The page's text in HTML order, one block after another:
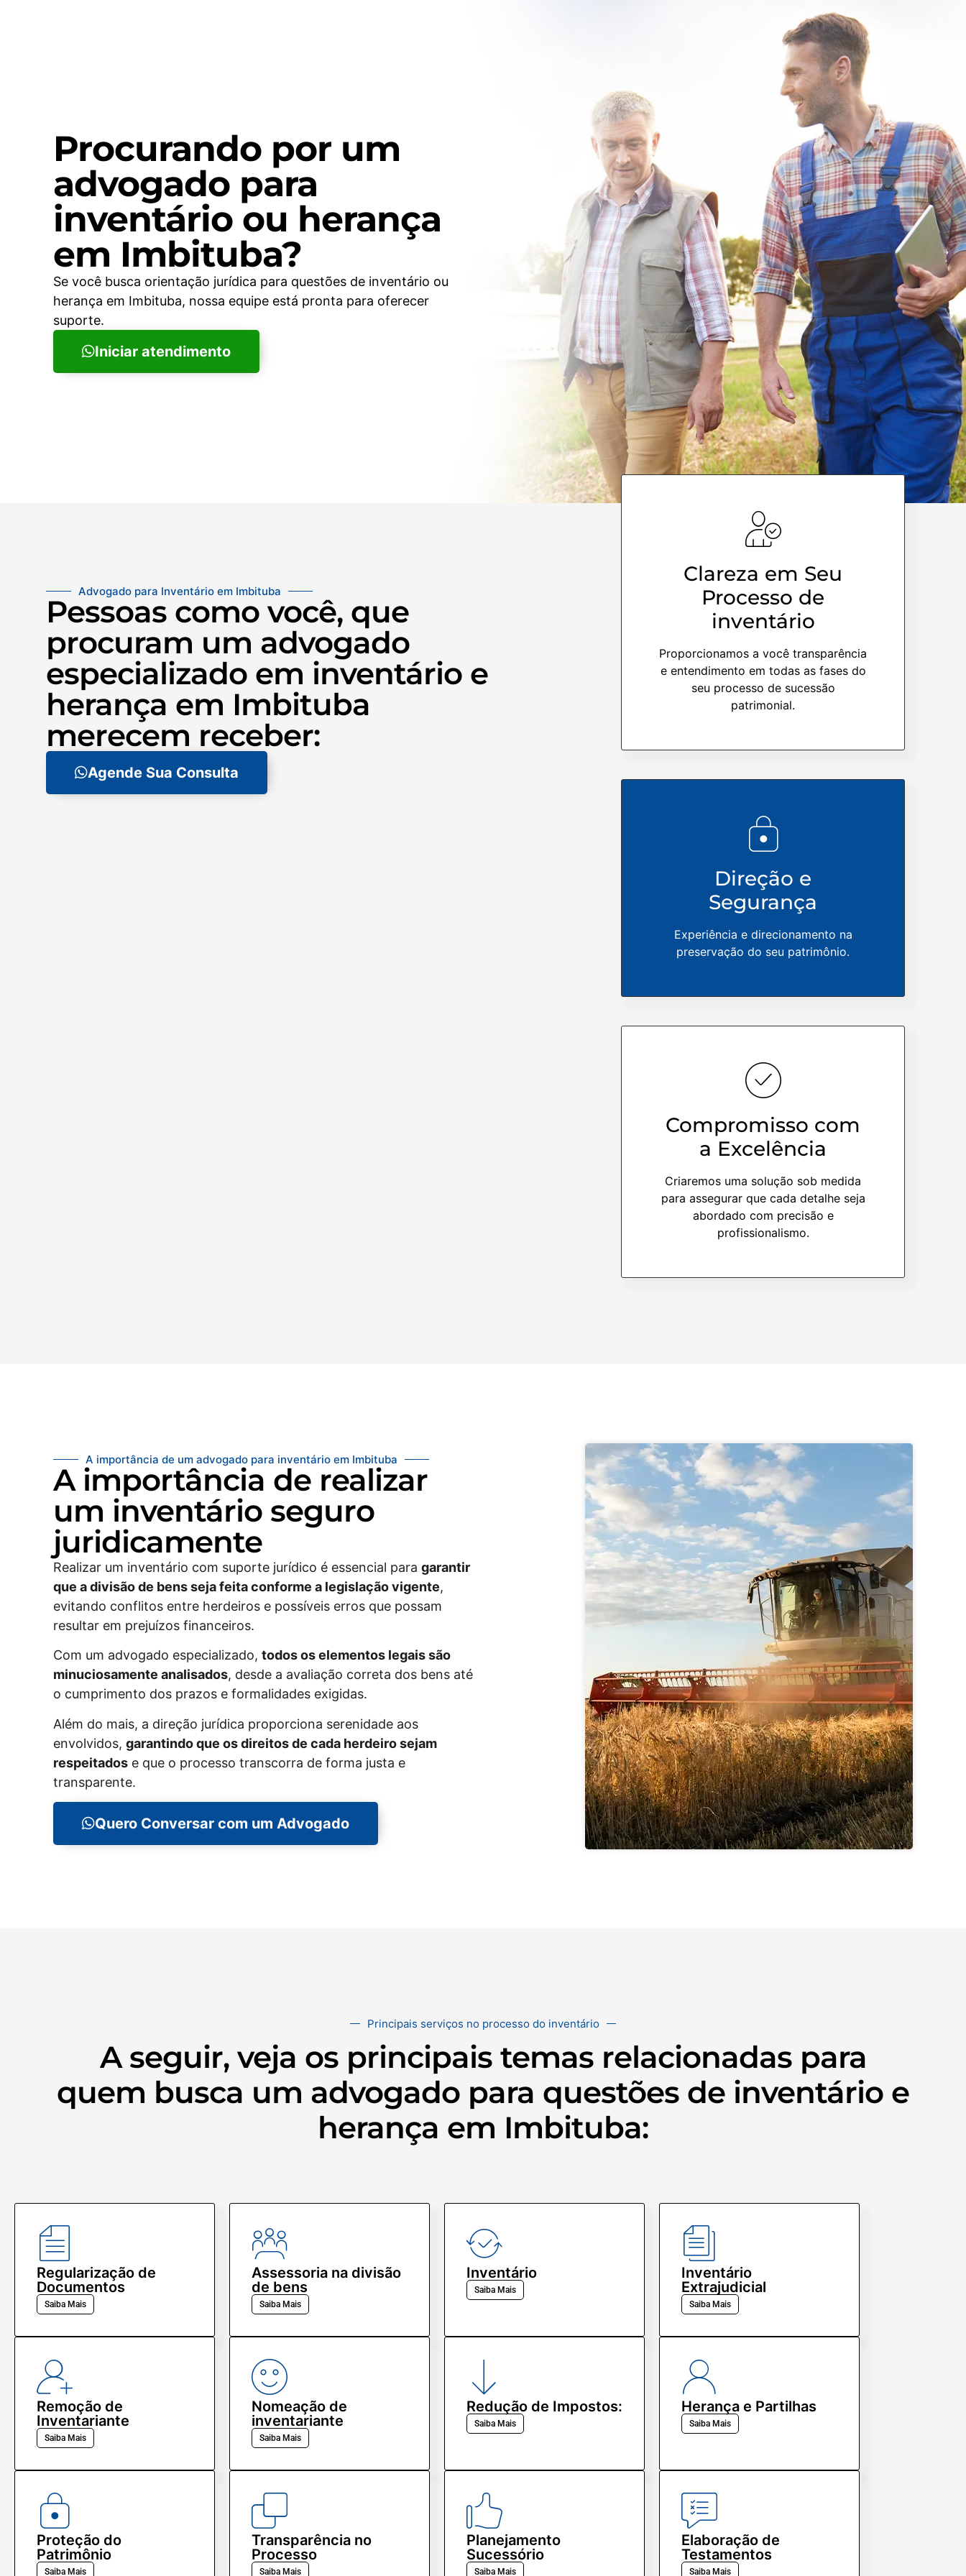
Procurando por um
advogado para
inventário ou herança
em Imbituba?
Se você busca orientação jurídica para questões de inventário ou
herança em Imbituba, nossa equipe está pronta para oferecer
suporte.
Iniciar atendimento
Advogado para Inventário em Imbituba
Pessoas como você, que
procuram um advogado
especializado em inventário e
herança em Imbituba
merecem receber:
Agende Sua Consulta
Clareza em Seu
Processo de
inventário
Proporcionamos a você transparência
e entendimento em todas as fases do
seu processo de sucessão
patrimonial.
Direção e
Segurança
Experiência e direcionamento na
preservação do seu patrimônio.
Compromisso com
a Excelência
Criaremos uma solução sob medida
para assegurar que cada detalhe seja
abordado com precisão e
profissionalismo.
A importância de um advogado para inventário em Imbituba
A importância de realizar
um inventário seguro
juridicamente
Realizar um inventário com suporte jurídico é essencial para garantir
que a divisão de bens seja feita conforme a legislação vigente,
evitando conflitos entre herdeiros e possíveis erros que possam
resultar em prejuízos financeiros.
Com um advogado especializado, todos os elementos legais são
minuciosamente analisados, desde a avaliação correta dos bens até
o cumprimento dos prazos e formalidades exigidas.
Além do mais, a direção jurídica proporciona serenidade aos
envolvidos, garantindo que os direitos de cada herdeiro sejam
respeitados e que o processo transcorra de forma justa e
transparente.
Quero Conversar com um Advogado
Principais serviços no processo do inventário
A seguir, veja os principais temas relacionadas para
quem busca um advogado para questões de inventário e
herança em Imbituba:
Regularização de
Documentos
Saiba Mais
Assessoria na divisão
de bens
Saiba Mais
Inventário
Saiba Mais
Inventário
Extrajudicial
Saiba Mais
Remoção de
Inventariante
Saiba Mais
Nomeação de
inventariante
Saiba Mais
Redução de Impostos:
Saiba Mais
Herança e Partilhas
Saiba Mais
Proteção do
Patrimônio
Saiba Mais
Transparência no
Processo
Saiba Mais
Planejamento
Sucessório
Saiba Mais
Elaboração de
Testamentos
Saiba Mais